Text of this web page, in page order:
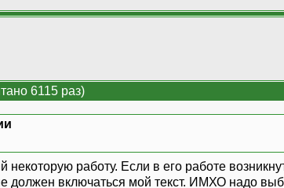
6115 раз)
работу. Если в его работе
включаться мой текст. ИМХО надо